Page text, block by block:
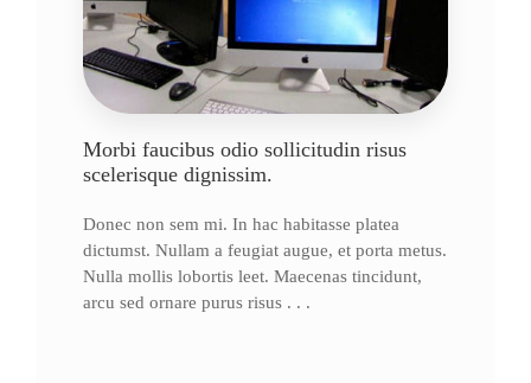
Morbi faucibus odio sollicitudin risus
scelerisque dignissim.
Donec non sem mi. In hac habitasse platea
dictumst. Nullam a feugiat augue, et porta metus.
Nulla mollis lobortis leet. Maecenas tincidunt,
arcu sed ornare purus risus . . .